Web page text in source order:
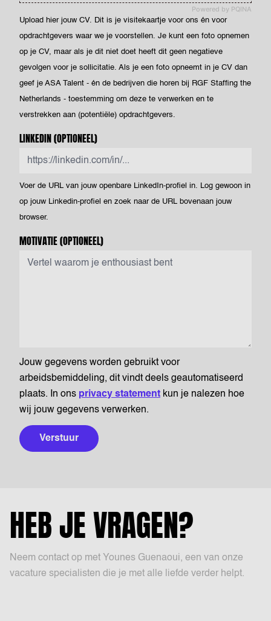
Powered by PQINA
Upload hier jouw CV. Dit is je visitekaartje voor ons én voor
opdrachtgevers waar we je voorstellen. Je kunt een foto opnemen
op je CV, maar als je dit niet doet heeft dit geen negatieve
gevolgen voor je sollicitatie. Als je een foto opneemt in je CV dan
geef je ASA Talent - én de bedrijven die horen bij RGF Staffing the
Netherlands - toestemming om deze te verwerken en te
verstrekken aan (potentiële) opdrachtgevers.
LINKEDIN(OPTIONEEL)
Voer de URL van jouw openbare LinkedIn-profiel in. Log gewoon in
op jouw Linkedin-profiel en zoek naar de URL bovenaan jouw
browser.
MOTIVATIE(OPTIONEEL)
Jouw gegevens worden gebruikt voor
arbeidsbemiddeling, dit vindt deels geautomatiseerd
plaats. In ons privacy statement kun je nalezen hoe
wij jouw gegevens verwerken.
Verstuur
HEB JE VRAGEN?
Neem contact op met Younes Guenaoui, een van onze
vacature specialisten die je met alle liefde verder helpt.